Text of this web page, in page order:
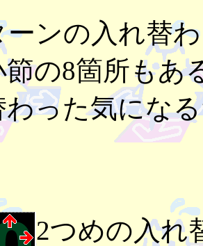
ンの入れ替
節の8箇所も
わった気にな
2つめの入れ